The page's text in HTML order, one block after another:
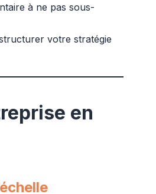
à ne pas sous-
votre stratégie
en